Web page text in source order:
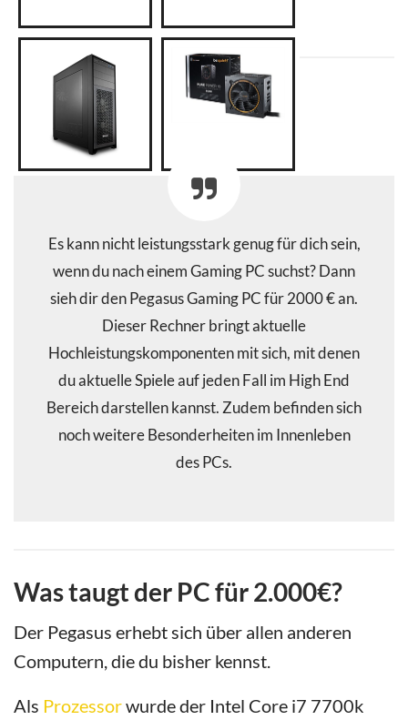
Es kann nicht leistungsstark genug für dich sein,
wenn du nach einem Gaming PC suchst? Dann
sieh dir den Pegasus Gaming PC für 2000 € an.
Dieser Rechner bringt aktuelle
Hochleistungskomponenten mit sich, mit denen
du aktuelle Spiele auf jeden Fall im High End
Bereich darstellen kannst. Zudem befinden sich
noch weitere Besonderheiten im Innenleben
des PCs.
Was taugt der PC für 2.000€?
Der Pegasus erhebt sich über allen anderen
Computern, die du bisher kennst.
Als Prozessorwurde der Intel Core i7 7700k